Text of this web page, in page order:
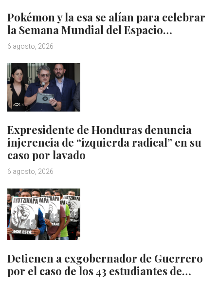
Pokémon y la esa se alían para celebrar
la Semana Mundial del Espacio…
6 agosto, 2026
Expresidente de Honduras denuncia
injerencia de “izquierda radical” en su
caso por lavado
6 agosto, 2026
Detienen a exgobernador de Guerrero
por el caso de los 43 estudiantes de…